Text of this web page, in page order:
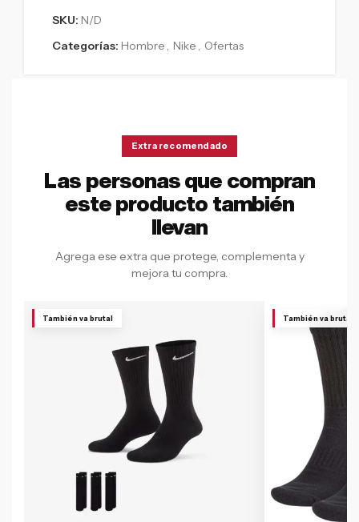
SKU: N/D
Categorías: Hombre Nike Ofertas
Extra recomendado
Las personas que compran
este producto también
llevan
Agrega ese extra que protege, complementa y
mejora tu compra.
También va brutal También va brutal